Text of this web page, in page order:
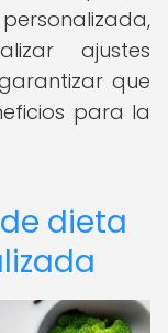
ajustes
que
para la
dieta